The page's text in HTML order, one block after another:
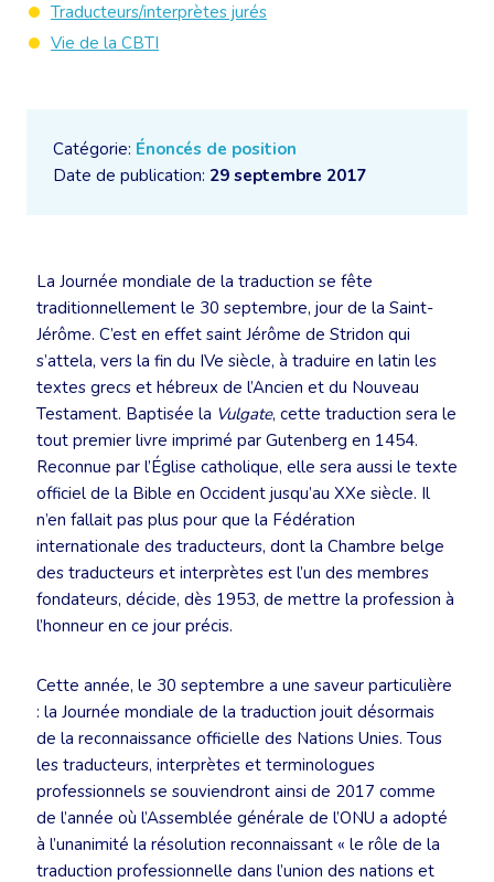
Catégorie: Énoncés de position
Date de publication: 29 septembre 2017
La Journée mondiale de la traduction se fête
traditionnellement le 30 septembre, jour de la Saint-
Jérôme. C’est en effet saint Jérôme de Stridon qui
s’attela, vers la fin du IVe siècle, à traduire en latin les
textes grecs et hébreux de l’Ancien et du Nouveau
Testament. Baptisée la Vulgate, cette traduction sera le
tout premier livre imprimé par Gutenberg en 1454.
Reconnue par l’Église catholique, elle sera aussi le texte
officiel de la Bible en Occident jusqu’au XXe siècle. Il
n’en fallait pas plus pour que la Fédération
internationale des traducteurs, dont la Chambre belge
des traducteurs et interprètes est l’un des membres
fondateurs, décide, dès 1953, de mettre la profession à
l’honneur en ce jour précis.
Cette année, le 30 septembre a une saveur particulière
: la Journée mondiale de la traduction jouit désormais
de la reconnaissance officielle des Nations Unies. Tous
les traducteurs, interprètes et terminologues
professionnels se souviendront ainsi de 2017 comme
de l’année où l’Assemblée générale de l’ONU a adopté
à l’unanimité la résolution reconnaissant « le rôle de la
traduction professionnelle dans l’union des nations et
Traducteurs/interprètes jurés
Vie de la CBTI